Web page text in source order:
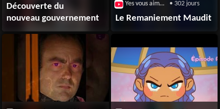
Découverte du
nouveau gouvernement
Yes vous aime / Broute • 302 jours
Le Remaniement Maudit